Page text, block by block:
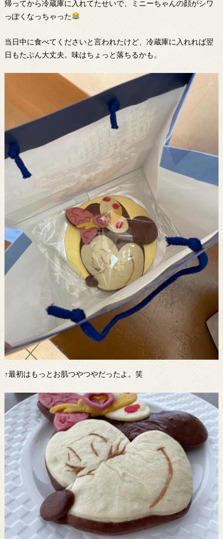
帰ってから冷蔵庫に入れてたせいで、ミニーちゃんの顔がシワ
っぽくなっちゃった
当日中に食べてくださいと言われたけど、冷蔵庫に入れれば翌
日もたぶん大丈夫。味はちょっと落ちるかも。
↑最初はもっとお肌つやつやだったよ。笑